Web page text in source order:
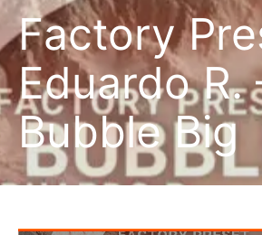
Factory
Eduardo R.
Bubble Big